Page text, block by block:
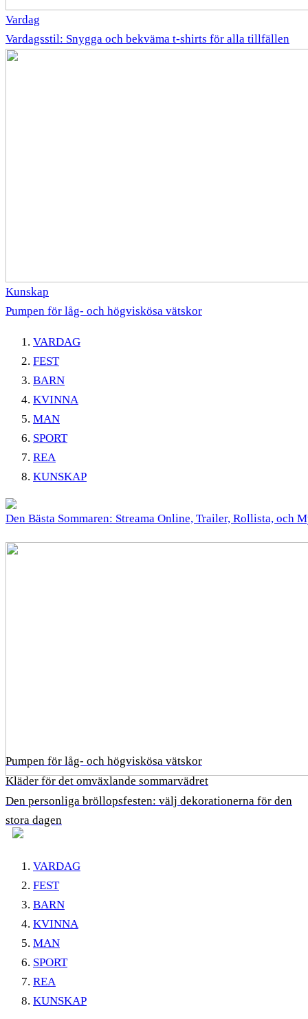
Vardag
Vardagsstil: Snygga och bekväma t-shirts för alla tillfällen
Kunskap
Pumpen för låg- och högviskösa vätskor
VARDAG
FEST
BARN
KVINNA
MAN
SPORT
REA
KUNSKAP
Den Bästa Sommaren: Streama Online, Trailer, Rollista, och
Pumpen för låg- och högviskösa vätskor
Kläder för det omväxlande sommarvädret
Den personliga bröllopsfesten: välj dekorationerna för den
stora dagen
VARDAG
FEST
BARN
KVINNA
MAN
SPORT
REA
KUNSKAP